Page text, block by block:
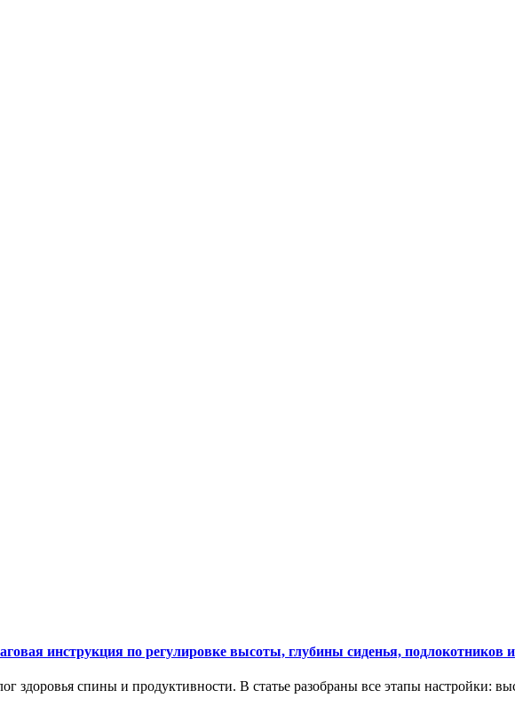
инструкция по регулировке высоты, глубины сиденья, подлокотников
здоровья спины и продуктивности. В статье разобраны все этапы настройки: